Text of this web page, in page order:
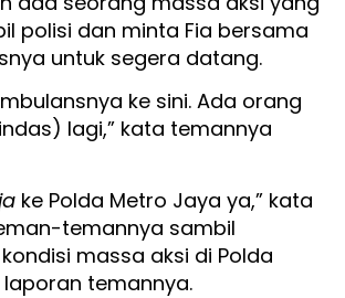
polisi dan minta Fia bersama
untuk segera datang.
ke sini. Ada orang
lagi,” kata temannya
ke Polda Metro Jaya ya,” kata
temannya sambil
massa aksi di Polda
temannya.